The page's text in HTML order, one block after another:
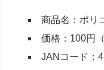
商品名：ポリ
価格：100円
JANコード：